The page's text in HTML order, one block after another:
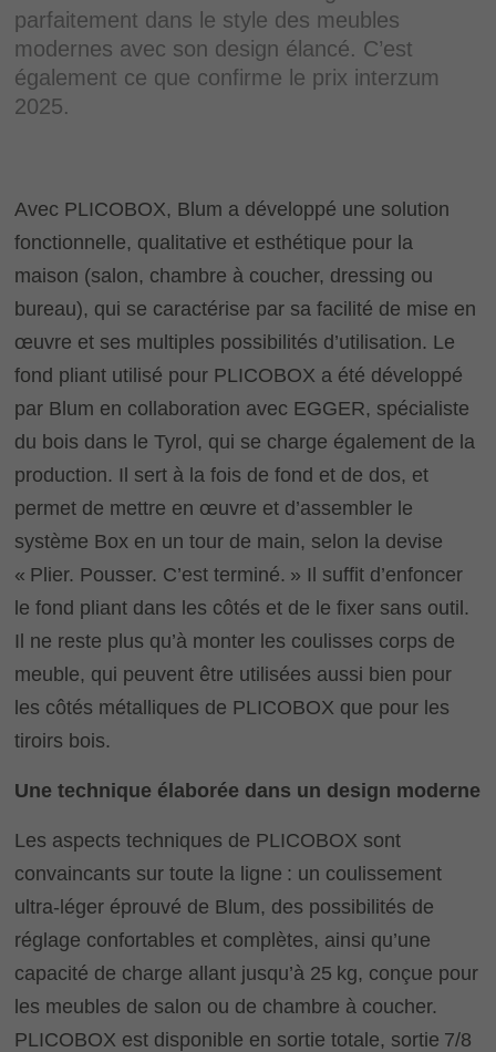
parfaitement dans le style des meubles
modernes avec son design élancé. C’est
également ce que confirme le prix interzum
2025.
Avec PLICOBOX, Blum a développé une solution
fonctionnelle, qualitative et esthétique pour la
maison (salon, chambre à coucher, dressing ou
bureau), qui se caractérise par sa facilité de mise en
œuvre et ses multiples possibilités d’utilisation. Le
fond pliant utilisé pour PLICOBOX a été développé
par Blum en collaboration avec EGGER, spécialiste
du bois dans le Tyrol, qui se charge également de la
production. Il sert à la fois de fond et de dos, et
permet de mettre en œuvre et d’assembler le
système Box en un tour de main, selon la devise
« Plier. Pousser. C’est terminé. » Il suffit d’enfoncer
le fond pliant dans les côtés et de le fixer sans outil.
Il ne reste plus qu’à monter les coulisses corps de
meuble, qui peuvent être utilisées aussi bien pour
les côtés métalliques de PLICOBOX que pour les
tiroirs bois.
Une technique élaborée dans un design moderne
Les aspects techniques de PLICOBOX sont
convaincants sur toute la ligne : un coulissement
ultra-léger éprouvé de Blum, des possibilités de
réglage confortables et complètes, ainsi qu’une
capacité de charge allant jusqu’à 25 kg, conçue pour
les meubles de salon ou de chambre à coucher.
PLICOBOX est disponible en sortie totale, sortie 7/8